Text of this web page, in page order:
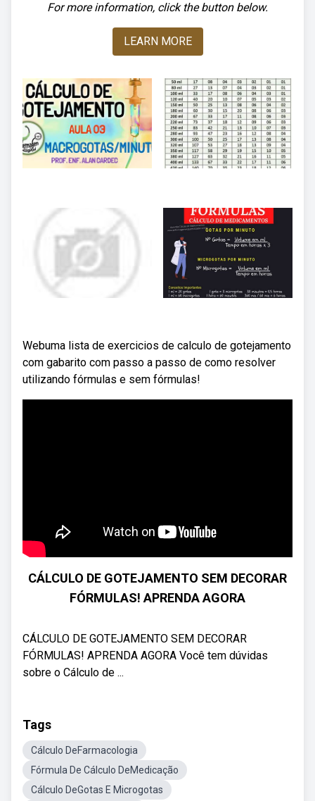
For more information, click the button below.
LEARN MORE
Webuma lista de exercicios de calculo de gotejamento
com gabarito com passo a passo de como resolver
utilizando fórmulas e sem fórmulas!
CÁLCULO DE GOTEJAMENTO SEM DECORAR
FÓRMULAS! APRENDA AGORA
CÁLCULO DE GOTEJAMENTO SEM DECORAR
FÓRMULAS! APRENDA AGORA Você tem dúvidas
sobre o Cálculo de ...
Tags
Cálculo DeFarmacologia
Fórmula De Cálculo DeMedicação
Cálculo DeGotas E Microgotas